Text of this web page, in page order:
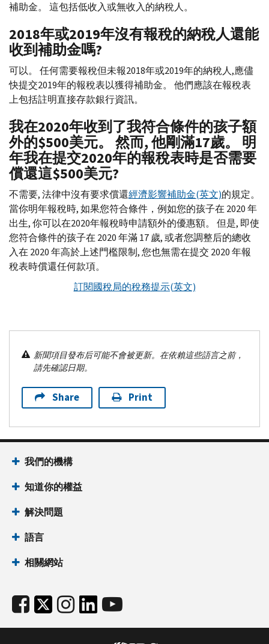
補助金。 這包括低收入或無收入的納稅人。
2018年或2019年沒有報稅的納稅人還能
收到補助金嗎?
可以。 任何需要報稅但未報2018年或2019年的納稅人,應儘
快提交2019年的報稅表以獲得補助金。 他們應該在報稅表
上包括註明直接存款銀行資訊。
我在2020年收到了我符合條件的孩子額
外的$500美元。 然而, 他剛滿17歲。 明
年我在提交2020年的報稅表時是否需要
償還這$500美元?
不需要, 法律中沒有要求償還經濟影響補助金(英文)的規定。
當你明年報稅時, 如果您符合條件，例如您的孩子在 2020 年
出生, 你可以在2020年報稅時申請額外的優惠額。 但是, 即使
您符合條件的孩子在 2020 年滿 17 歲, 或者您調整后的總收
入在 2020 年高於上述門檻限制, 您也無需在提交 2020 年報
稅表時償還任何款項。
訂閱國稅局的稅務提示(英文)
新聞項目發布后可能不會被更新。在依賴這些語言之前，
請先確認日期。
Share Print
我們的機構
知道你的權益
解決問題
語言
相關網站